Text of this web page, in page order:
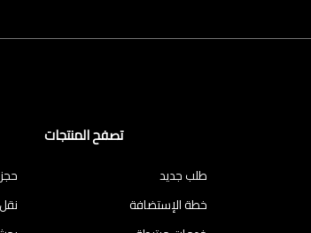
تصفح المنتجات
طلب جديد
خطة الإستضافة